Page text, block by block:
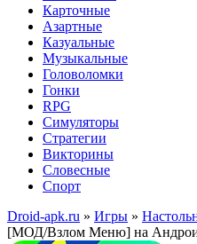
Карточные
Азартные
Казуальные
Музыкальные
Головоломки
Гонки
RPG
Симуляторы
Стратегии
Викторины
Словесные
Спорт
Droid-apk.ru » Игры »
[МОД/Взлом Меню] на